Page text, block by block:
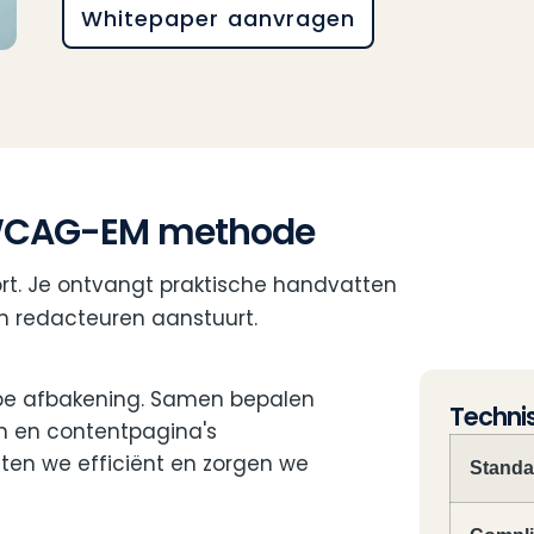
Whitepaper aanvragen
EM methode
Je ontvangt praktische handvatten
redacteuren aanstuurt.
afbakening. Samen bepalen
en contentpagina's
we efficiënt en zorgen we